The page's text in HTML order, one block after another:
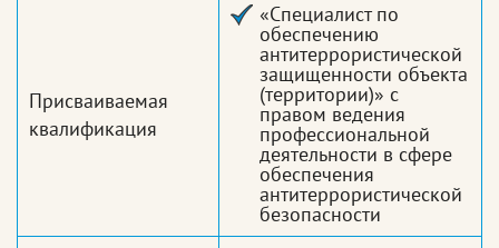
Присваиваемая
квалификация
«Специалист по
обеспечению
антитеррористической
защищенности объекта
(территории)» с
правом ведения
профессиональной
деятельности в сфере
обеспечения
антитеррористической
безопасности